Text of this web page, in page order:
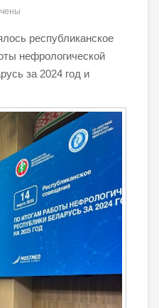
республиканское
нефрологической
за 2024 год и